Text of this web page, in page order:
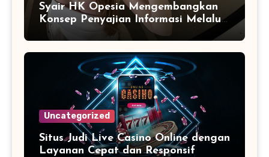
Syair HK Opesia Mengembangkan
Konsep Penyajian Informasi Melalui
Pendekatan Digital yang Lebih
Modern
Uncategorized
Situs Judi Live Casino Online dengan
Layanan Cepat dan Responsif